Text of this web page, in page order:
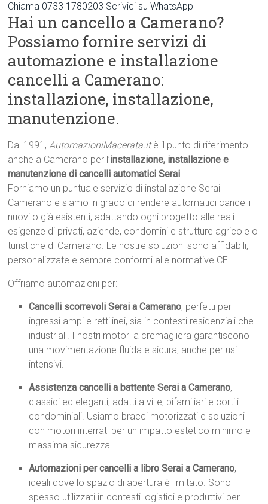
Chiama 0733 1780203 Scrivici su WhatsApp
Hai un cancello a Camerano?
Possiamo fornire servizi di
automazione e installazione
cancelli a Camerano:
installazione, installazione,
manutenzione.
Dal 1991,AutomazioniMacerata.itè il punto di riferimento
anche a Camerano per l’installazione, installazione e
manutenzione di cancelli automatici Serai.
Forniamo un puntuale servizio di installazione Serai
Camerano e siamo in grado di rendere automatici cancelli
nuovi o già esistenti, adattando ogni progetto alle reali
esigenze di privati, aziende, condomini e strutture agricole o
turistiche di Camerano. Le nostre soluzioni sono affidabili,
personalizzate e sempre conformi alle normative CE.
Offriamo automazioni per:
Cancelli scorrevoli Serai a Camerano, perfetti per
ingressi ampi e rettilinei, sia in contesti residenziali che
industriali. I nostri motori a cremagliera garantiscono
una movimentazione fluida e sicura, anche per usi
intensivi.
Assistenza cancelli a battente Serai a Camerano,
classici ed eleganti, adatti a ville, bifamiliari e cortili
condominiali. Usiamo bracci motorizzati e soluzioni
con motori interrati per un impatto estetico minimo e
massima sicurezza.
Automazioni per cancelli a libro Serai a Camerano,
ideali dove lo spazio di apertura è limitato. Sono
spesso utilizzati in contesti logistici e produttivi per